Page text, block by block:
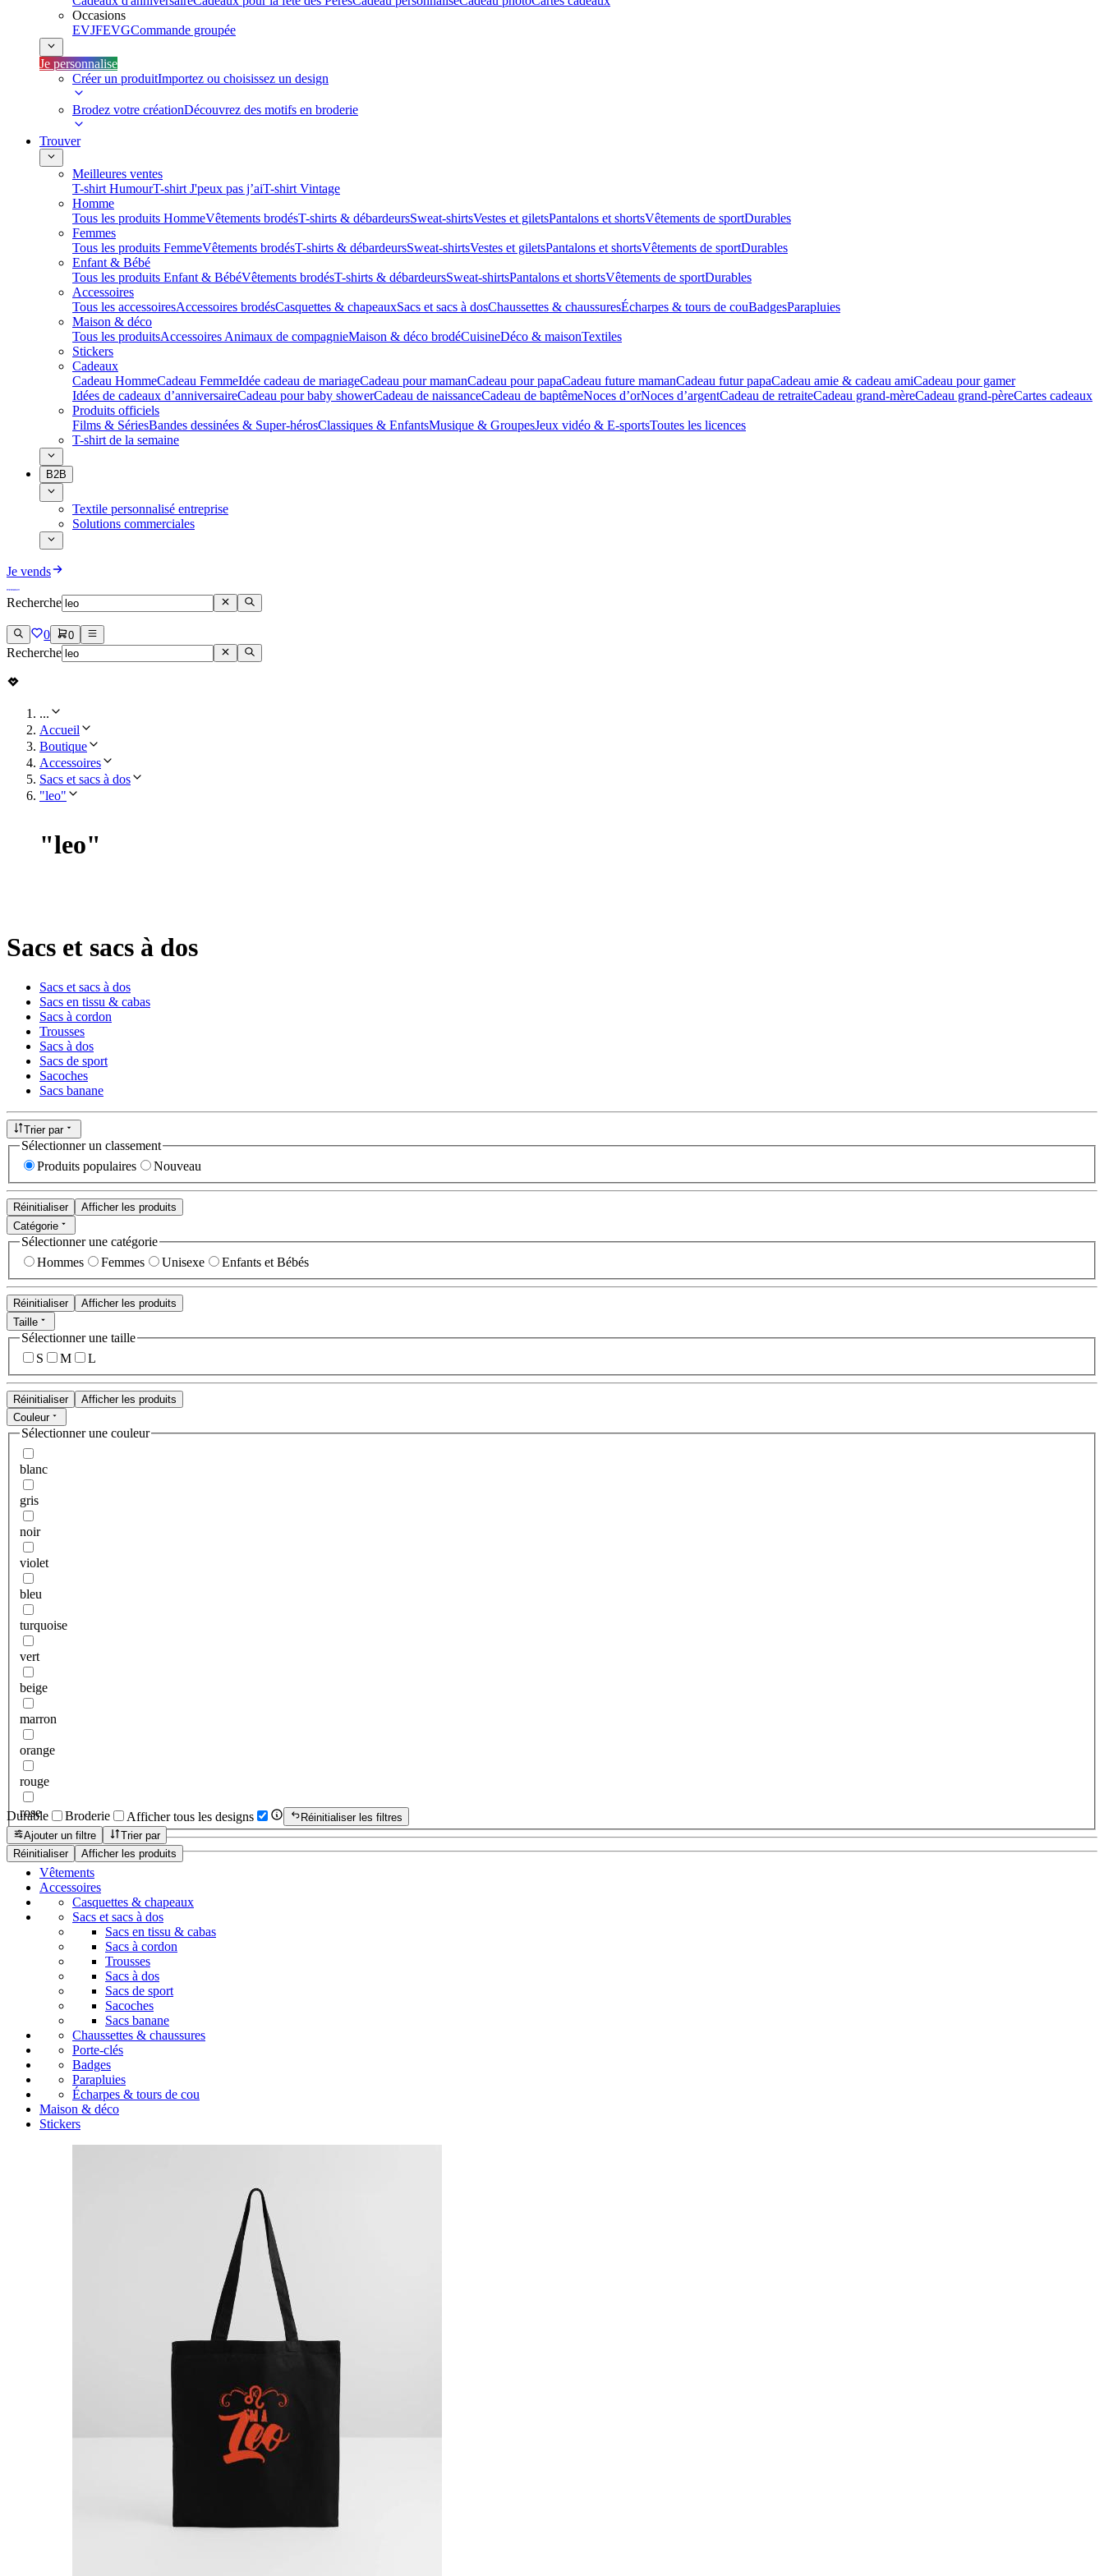
Occasions
EVJFEVGCommande groupée
Je personnalise
Créer un produitImportez ou choisissez un design
Brodez votre créationDécouvrez des motifs en broderie
Trouver
Meilleures ventes
T-shirt HumourT-shirt J'peux pas j’aiT-shirt Vintage
Homme
Tous les produits HommeVêtements brodésT-shirts & débardeursSweat-shirtsVestes et giletsPantalons et shortsVêtements de sportDurables
Femmes
Tous les produits FemmeVêtements brodésT-shirts & débardeursSweat-shirtsVestes et giletsPantalons et shortsVêtements de sportDurables
Enfant & Bébé
Tous les produits Enfant & BébéVêtements brodésT-shirts & débardeursSweat-shirtsPantalons et shortsVêtements de sportDurables
Accessoires
Tous les accessoiresAccessoires brodésCasquettes & chapeauxSacs et sacs à dosChaussettes & chaussuresÉcharpes & tours de couBadgesParapluies
Maison & déco
Tous les produitsAccessoires Animaux de compagnieMaison & déco brodéCuisineDéco & maisonTextiles
Stickers
Cadeaux
Cadeau HommeCadeau FemmeIdée cadeau de mariage​Cadeau pour mamanCadeau pour papaCadeau future mamanCadeau futur papaCadeau amie & cadeau amiCadeau pour gamer
Idées de cadeaux d’anniversaireCadeau pour baby showerCadeau de naissanceCadeau de baptêmeNoces d’orNoces d’argentCadeau de retraiteCadeau grand-mèreCadeau grand-pèreCartes cadeaux
Produits officiels
Films & SériesBandes dessinées & Super-hérosClassiques & EnfantsMusique & GroupesJeux vidéo & E-sportsToutes les licences
T-shirt de la semaine
B2B
Textile personnalisé entreprise
Solutions commerciales
Je vends
Recherche
0 0
Recherche
...
Accueil
Boutique
Accessoires
Sacs et sacs à dos
"leo"
"leo"
Sacs et sacs à dos
Sacs et sacs à dos
Sacs en tissu & cabas
Sacs à cordon
Trousses
Sacs à dos
Sacs de sport
Sacoches
Sacs banane
Trier par
Sélectionner un classement
Produits populaires
Nouveau
Réinitialiser
Afficher les produits
Catégorie
Sélectionner une catégorie
Hommes
Femmes Unisexe Enfants et Bébés
Réinitialiser
Afficher les produits
Taille
Sélectionner une taille
S
M L
Réinitialiser
Afficher les produits
Couleur
Sélectionner une couleur
blanc
gris
noir
violet
bleu
turquoise
vert
beige
marron
orange
rouge
rose
Réinitialiser Afficher les produits
Durable Broderie Afficher tous les designs
Réinitialiser les filtres
Ajouter un filtre
Trier par
Vêtements
Accessoires
Casquettes & chapeaux
Sacs et sacs à dos
Sacs en tissu & cabas
Sacs à cordon
Trousses
Sacs à dos
Sacs de sport
Sacoches
Sacs banane
Chaussettes & chaussures
Porte-clés
Badges
Parapluies
Écharpes & tours de cou
Maison & déco
Stickers